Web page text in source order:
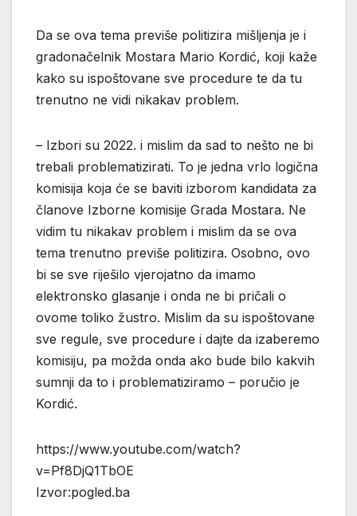
Da se ova tema previše politizira mišljenja je i
gradonačelnik Mostara Mario Kordić, koji kaže
kako su ispoštovane sve procedure te da tu
trenutno ne vidi nikakav problem.
– Izbori su 2022. i mislim da sad to nešto ne bi
trebali problematizirati. To je jedna vrlo logična
komisija koja će se baviti izborom kandidata za
članove Izborne komisije Grada Mostara. Ne
vidim tu nikakav problem i mislim da se ova
tema trenutno previše politizira. Osobno, ovo
bi se sve riješilo vjerojatno da imamo
elektronsko glasanje i onda ne bi pričali o
ovome toliko žustro. Mislim da su ispoštovane
sve regule, sve procedure i dajte da izaberemo
komisiju, pa možda onda ako bude bilo kakvih
sumnji da to i problematiziramo – poručio je
Kordić.
https://www.youtube.com/watch?
v=Pf8DjQ1TbOE
Izvor:pogled.ba